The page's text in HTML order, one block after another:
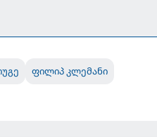
ფილიპ კლემანი